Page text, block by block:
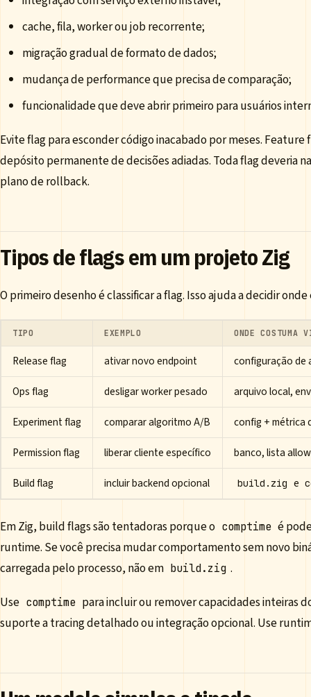
cache, fila, worker ou job recorrente;
migração gradual de formato de dados;
mudança de performance que precisa de comparação;
funcionalidade que deve abrir primeiro para usuários
Evite flag para esconder código inacabado por meses.
depósito permanente de decisões adiadas. Toda flag deveria
plano de rollback.
Tipos de flags em um projeto Zig
O primeiro desenho é classificar a flag. Isso ajuda a decidir
TIPO EXEMPLO ONDE COSTUMA
Release flag ativar novo endpoint
configuração de
Ops flag
desligar worker pesado
arquivo local,
Experiment flag
comparar algoritmo A/B
config + métrica
Permission flag
liberar cliente específico
banco, lista
Build flag
incluir backend opcional build.zig e
Em Zig, build flags são tentadoras porque o comptime é
runtime. Se você precisa mudar comportamento sem novo
carregada pelo processo, não em build.zig .
Use comptime para incluir ou remover capacidades inteiras
suporte a tracing detalhado ou integração opcional. Use